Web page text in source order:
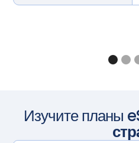
Изучите планы